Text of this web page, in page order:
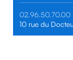
02.96.50.70.00
10 rue du